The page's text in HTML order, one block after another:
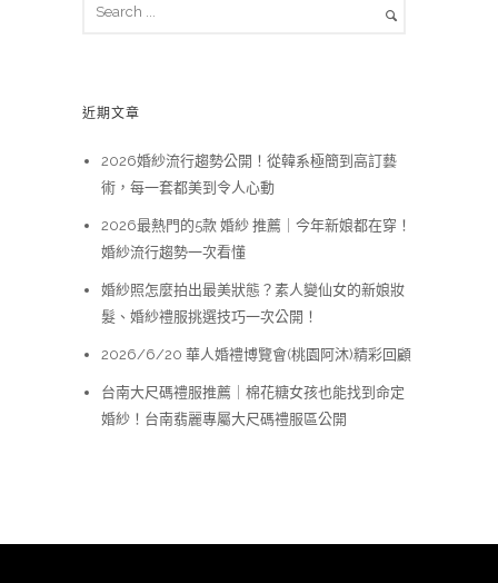
近期文章
2026婚紗流行趨勢公開！從韓系極簡到高訂藝
術，每一套都美到令人心動
2026最熱門的5款 婚紗 推薦｜今年新娘都在穿！
婚紗流行趨勢一次看懂
婚紗照怎麼拍出最美狀態？素人變仙女的新娘妝
髮、婚紗禮服挑選技巧一次公開！
2026/6/20 華人婚禮博覽會(桃園阿沐)精彩回顧
台南大尺碼禮服推薦｜棉花糖女孩也能找到命定
婚紗！台南翡麗專屬大尺碼禮服區公開